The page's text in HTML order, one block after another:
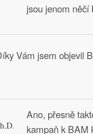
jsou jenom
Vám jsem objevil
Ano, přesně
kampaň k BAM